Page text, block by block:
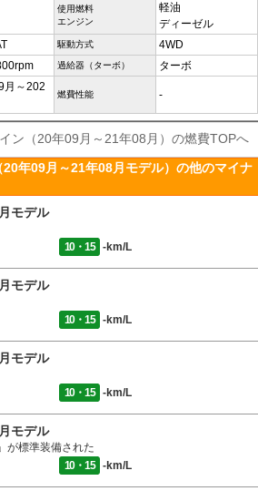
使用燃料
エンジン
軽油
ディーゼル
駆動方式 4WD
過給器（ターボ） ターボ
月～202
燃費性能 -
ン（20年09月～21年08月）の燃費TOPへ
年09月～21年08月モデル）の他のマイナ
モデル
10・15 -km/L
モデル
10・15 -km/L
モデル
10・15 -km/L
モデル
が標準装備された
10・15 -km/L